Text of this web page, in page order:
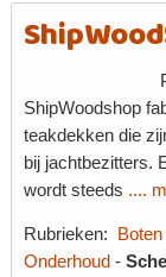
ShipWoodshop
teakdekken die
bij jachtbezitters.
wordt steeds ....
Rubrieken: Boten
Onderhoud -